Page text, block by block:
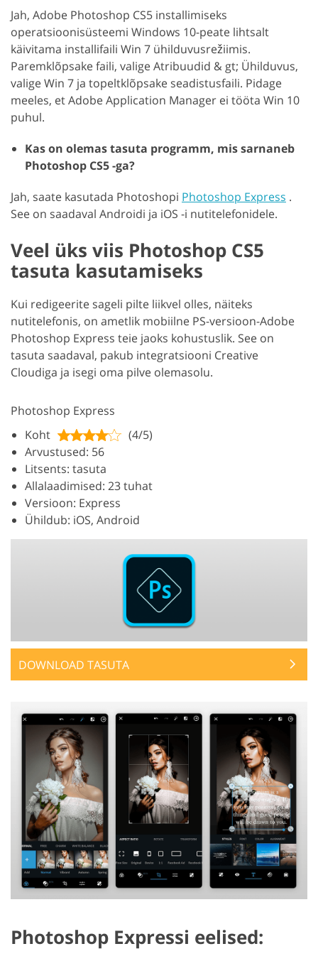
Jah, Adobe Photoshop CS5 installimiseks
operatsioonisüsteemi Windows 10-peate lihtsalt
käivitama installifaili Win 7 ühilduvusrežiimis.
Paremklõpsake faili, valige Atribuudid & gt; Ühilduvus,
valige Win 7 ja topeltklõpsake seadistusfaili. Pidage
meeles, et Adobe Application Manager ei tööta Win 10
puhul.
Kas on olemas tasuta programm, mis sarnaneb
Photoshop CS5 -ga?
Jah, saate kasutada Photoshopi Photoshop Express .
See on saadaval Androidi ja iOS -i nutitelefonidele.
Veel üks viis Photoshop CS5
tasuta kasutamiseks
Kui redigeerite sageli pilte liikvel olles, näiteks
nutitelefonis, on ametlik mobiilne PS-versioon-Adobe
Photoshop Express teie jaoks kohustuslik. See on
tasuta saadaval, pakub integratsiooni Creative
Cloudiga ja isegi oma pilve olemasolu.
Photoshop Express
Koht
(4/5)
Arvustused: 56
Litsents: tasuta
Allalaadimised: 23 tuhat
Versioon: Express
Ühildub: iOS, Android
DOWNLOAD TASUTA
Photoshop Expressi eelised: